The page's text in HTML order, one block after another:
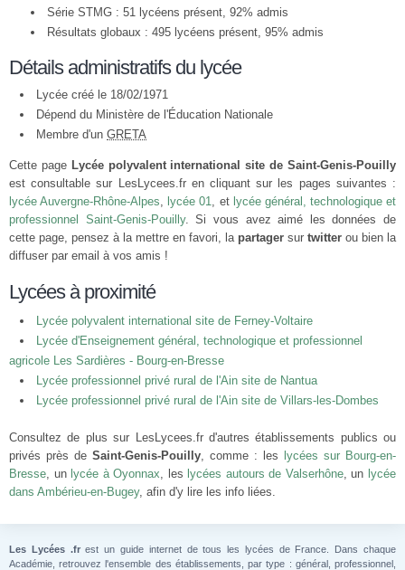
Série STMG : 51 lycéens présent, 92% admis
Résultats globaux : 495 lycéens présent, 95% admis
Détails administratifs du lycée
Lycée créé le 18/02/1971
Dépend du Ministère de l'Éducation Nationale
Membre d'un GRETA
Cette page Lycée polyvalent international site de Saint-Genis-Pouilly
est consultable sur LesLycees.fr en cliquant sur les pages suivantes :
lycée Auvergne-Rhône-Alpes, lycée 01, et lycée général, technologique et
professionnel Saint-Genis-Pouilly. Si vous avez aimé les données de
cette page, pensez à la mettre en favori, la partager sur twitter ou bien la
diffuser par email à vos amis !
Lycées à proximité
Lycée polyvalent international site de Ferney-Voltaire
Lycée d'Enseignement général, technologique et professionnel
agricole Les Sardières - Bourg-en-Bresse
Lycée professionnel privé rural de l'Ain site de Nantua
Lycée professionnel privé rural de l'Ain site de Villars-les-Dombes
Consultez de plus sur LesLycees.fr d'autres établissements publics ou
privés près de Saint-Genis-Pouilly, comme : les
lycées sur Bourg-en-
Bresse, un lycée à Oyonnax, les lycées autours de Valserhône, un lycée
dans Ambérieu-en-Bugey, afin d'y lire les info liées.
Les Lycées .frest un guide internet de tous les lycées de France. Dans chaque
Académie, retrouvez l'ensemble des établissements, par type : général, professionnel,